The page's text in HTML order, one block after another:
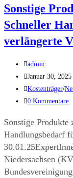
Sonstige
Schneller
verlängerte
admin
Januar 30, 2025
Kostenträger/
0 Kommentare
Sonstige Produkte
Handlungsbedarf
Niedersachsen